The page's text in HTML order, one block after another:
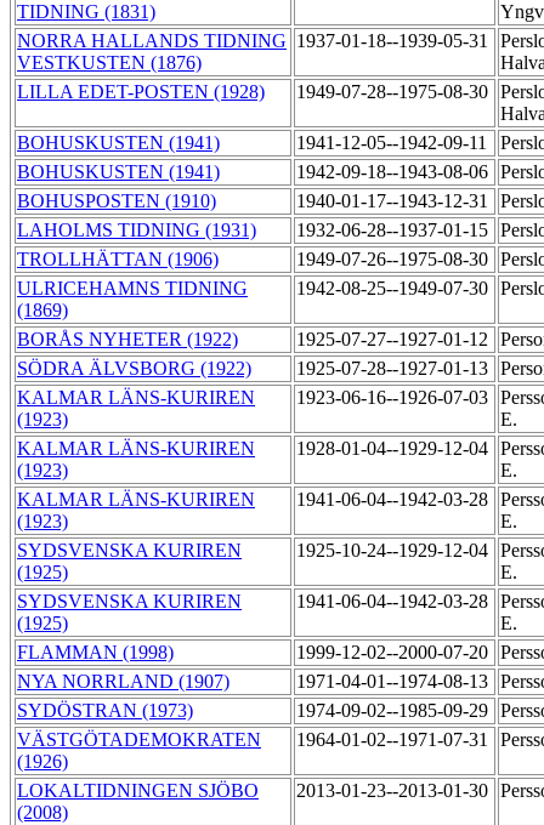
TIDNING (1831)
NORRA HALLANDS TIDNING
VESTKUSTEN (1876)
1937-01-18--1939-05-31
LILLA EDET-POSTEN (1928)
1949-07-28--1975-08-30
BOHUSKUSTEN (1941)
1941-12-05--1942-09-11
BOHUSKUSTEN (1941)
1942-09-18--1943-08-06
BOHUSPOSTEN (1910)
1940-01-17--1943-12-31
LAHOLMS TIDNING (1931)
1932-06-28--1937-01-15
TROLLHÄTTAN (1906)
1949-07-26--1975-08-30
ULRICEHAMNS TIDNING
(1869)
1942-08-25--1949-07-30
BORÅS NYHETER (1922) 1925-07-27--1927-01-12
SÖDRA ÄLVSBORG (1922)
1925-07-28--1927-01-13
KALMAR LÄNS-KURIREN
(1923)
1923-06-16--1926-07-03
E.
KALMAR LÄNS-KURIREN
(1923)
1928-01-04--1929-12-04
E.
KALMAR LÄNS-KURIREN
(1923)
1941-06-04--1942-03-28
E.
SYDSVENSKA KURIREN
(1925)
1925-10-24--1929-12-04
E.
SYDSVENSKA KURIREN
(1925)
1941-06-04--1942-03-28
E.
FLAMMAN (1998)
1999-12-02--2000-07-20
NYA NORRLAND (1907)
1971-04-01--1974-08-13
SYDÖSTRAN (1973)
1974-09-02--1985-09-29
VÄSTGÖTADEMOKRATEN
(1926)
1964-01-02--1971-07-31
LOKALTIDNINGEN SJÖBO
(2008)
2013-01-23--2013-01-30